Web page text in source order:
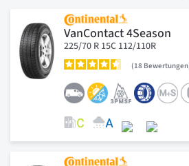
VanContact 4Season
225/70 R 15C 112/110R
18 Bewertungen